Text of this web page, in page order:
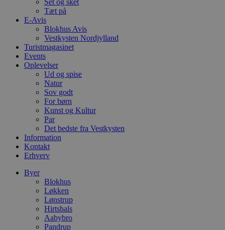
Set og sket
Tæt på
E-Avis
Blokhus Avis
Vestkysten Nordjylland
Turistmagasinet
Events
Oplevelser
Ud og spise
Natur
Sov godt
For børn
Kunst og Kultur
Par
Det bedste fra Vestkysten
Information
Kontakt
Erhverv
Byer
Blokhus
Løkken
Lønstrup
Hirtshals
Aabybro
Pandrup